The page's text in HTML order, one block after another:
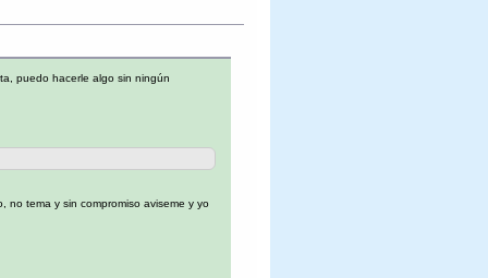
puedo hacerle algo sin ningún
tema y sin compromiso aviseme y yo